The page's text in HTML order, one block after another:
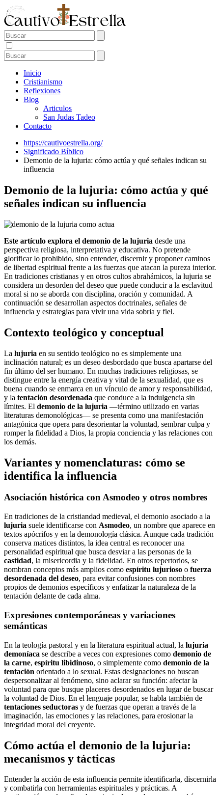
Inicio
Cristianismo
Reflexiones
Blog
Articulos
San Judas Tadeo
Contacto
https://cautivoestrella.org/
Significado Bíblico
Demonio de la lujuria: cómo actúa y qué señales indican su
influencia
Demonio de la lujuria: cómo actúa y qué
señales indican su influencia
Este artículo explora el demonio de la lujuria desde una
perspectiva religiosa, interpretativa y educativa. No pretende
glorificar lo prohibido, sino entender, discernir y proponer caminos
de libertad espiritual frente a las fuerzas que atacan la pureza interior.
En tradiciones cristianas y en otros cultos abrahámicos, la lujuria se
considera un desorden del deseo que puede conducir a la esclavitud
moral si no se aborda con disciplina, oración y comunidad. A
continuación se desarrollan aspectos doctrinales, señales de
influencia y estrategias para vivir una vida sobria y fiel.
Contexto teológico y conceptual
La lujuria en su sentido teológico no es simplemente una
inclinación natural; es un deseo desbordado que busca apartarse del
fin último del ser humano. En muchas tradiciones religiosas, se
distingue entre la energía creativa y vital de la sexualidad, que es
buena cuando se enmarca en un vínculo de amor y responsabilidad,
y la tentación desordenada que conduce a la indulgencia sin
límites. El demonio de la lujuria —término utilizado en varias
literaturas demonológicas— se presenta como una manifestación
antagónica que opera para desorientar la voluntad, sembrar culpa y
romper la fidelidad a Dios, la propia conciencia y las relaciones con
los demás.
Variantes y nomenclaturas: cómo se
identifica la influencia
Asociación histórica con Asmodeo y otros nombres
En tradiciones de la cristiandad medieval, el demonio asociado a la
lujuria suele identificarse con Asmodeo, un nombre que aparece en
textos apócrifos y en la demonología clásica. Aunque cada tradición
conserva matices distintos, la idea central es reconocer una
personalidad espiritual que busca desviar a las personas de la
castidad, la misericordia y la fidelidad. En otros repertorios, se
nombran conceptos más amplios como espíritu lujurioso o fuerza
desordenada del deseo, para evitar confusiones con nombres
propios de demonios específicos y enfatizar la naturaleza de la
tentación delante de cada alma.
Expresiones contemporáneas y variaciones
semánticas
En la teología pastoral y en la literatura espiritual actual, la lujuria
demoníaca se describe a veces con expresiones como demonio de
la carne, espíritu libidinoso, o simplemente como demonio de la
tentación orientado a lo sexual. Estas designaciones no buscan
despersonalizar al fenómeno, sino aclarar su función: afectar la
voluntad para que busque placeres desordenados en lugar de buscar
la voluntad de Dios. En el lenguaje popular, se habla también de
tentaciones seductoras y de fuerzas que operan a través de la
imaginación, las emociones y las relaciones, para erosionar la
integridad moral del creyente.
Cómo actúa el demonio de la lujuria:
mecanismos y tácticas
Entender la acción de esta influencia permite identificarla, discernirla
y combatirla con herramientas espirituales y prácticas. A